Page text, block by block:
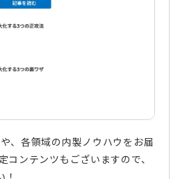
、各領域の内製ノウハウをお届
コンテンツもございますので、